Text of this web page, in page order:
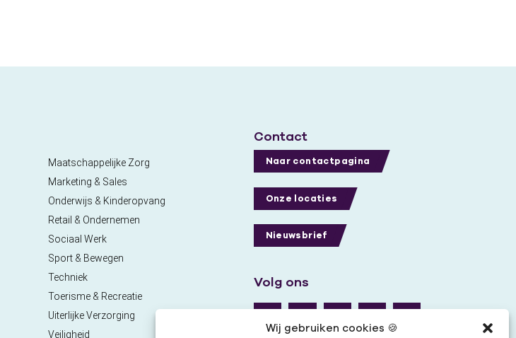
Wij gebruiken cookies 🍪
Maatschappelijke Zorg
Marketing & Sales
Onderwijs & Kinderopvang
Retail & Ondernemen
Sociaal Werk
Sport & Bewegen
Techniek
Toerisme & Recreatie
Uiterlijke Verzorging
Veiligheid
Contact
Naar contactpagina
Onze locaties
Nieuwsbrief
Volg ons